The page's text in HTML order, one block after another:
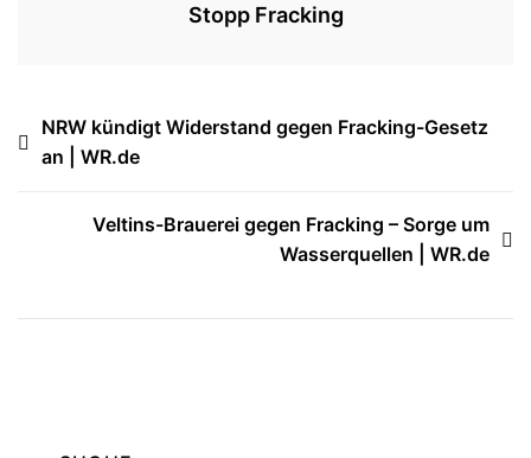
Stopp Fracking
Beitragsnavigation
NRW kündigt Widerstand gegen Fracking-Gesetz
an | WR.de
Veltins-Brauerei gegen Fracking – Sorge um
Wasserquellen | WR.de